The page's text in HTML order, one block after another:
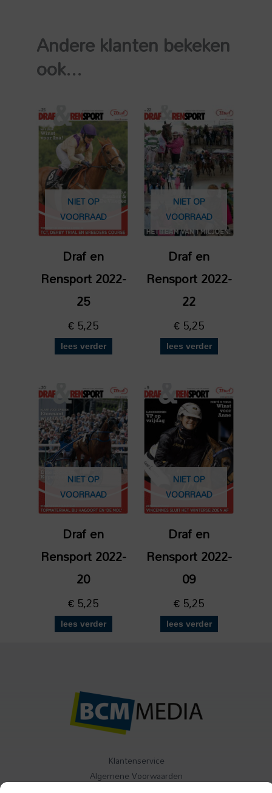
Andere klanten bekeken
ook...
NIET OP
VOORRAAD
Draf en
Rensport 2022-
25
€5,25
lees verder
NIET OP
VOORRAAD
Draf en
Rensport 2022-
22
€5,25
lees verder
NIET OP
VOORRAAD
Draf en
Rensport 2022-
20
€5,25
lees verder
NIET OP
VOORRAAD
Draf en
Rensport 2022-
09
€5,25
lees verder
Klantenservice
Algemene Voorwaarden